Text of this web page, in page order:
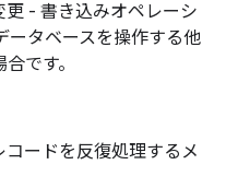
- 書き込みオペレーシ
ータベースを操作する他
です。
ードを反復処理するメ